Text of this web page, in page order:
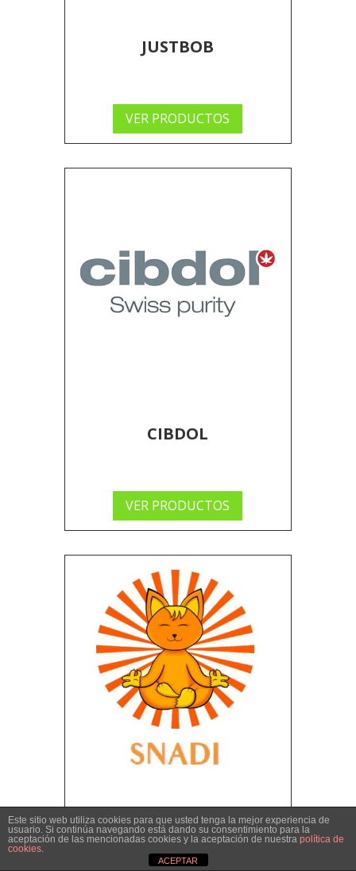
JUSTBOB
VER PRODUCTOS
CIBDOL
VER PRODUCTOS
SNADI
Este sitio web utiliza cookies para que usted tenga la mejor experiencia de
usuario. Si continúa navegando está dando su consentimiento para la
aceptación de las mencionadas cookies y la aceptación de nuestra política de
cookies.
ACEPTAR